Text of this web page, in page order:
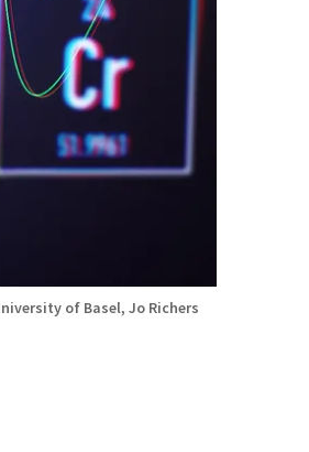
of Basel, Jo Richers